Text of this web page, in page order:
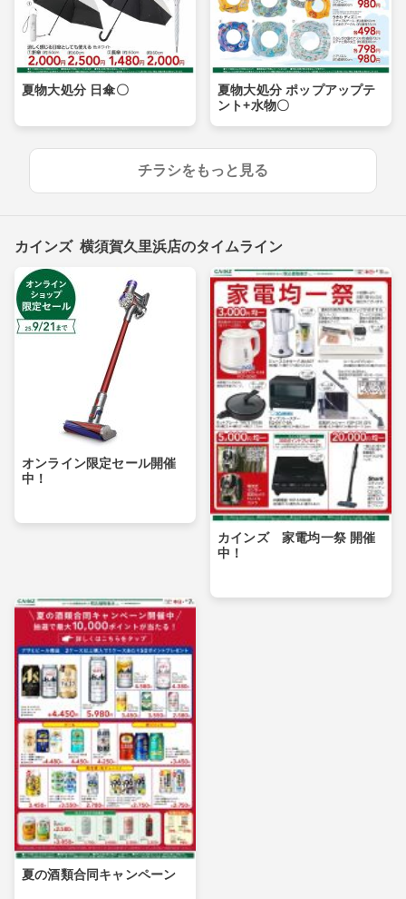
夏物大処分 日傘〇
夏物大処分 ポップアップテ
ント+水物〇
チラシをもっと見る
カインズ 横須賀久里浜店のタイムライン
オンライン限定セール開催
中！
カインズ 家電均一祭 開催
中！
夏の酒類合同キャンペーン